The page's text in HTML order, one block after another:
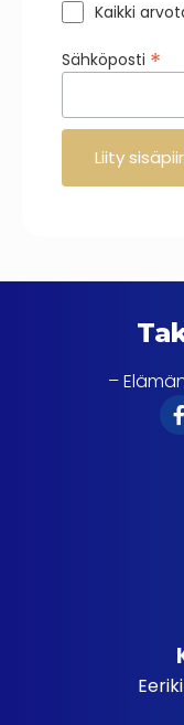
Kaikki
Sähköposti *
–